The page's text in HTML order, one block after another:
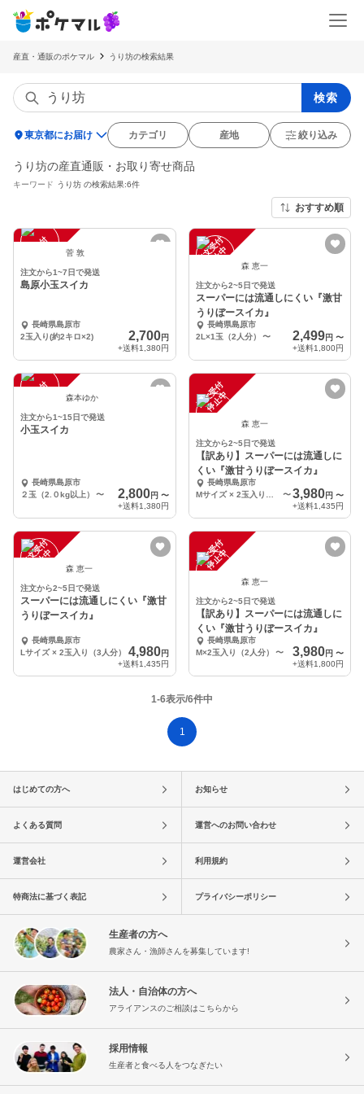
産直・通販のポケマル うり坊の検索結果
検索
location_on東京都にお届け カテゴリ 産地 絞り込み
うり坊の産直通販・お取り寄せ商品
キーワード うり坊 の検索結果:6件
おすすめ順
注
文
受
付
停
止 菅 敦
注文から1~7日で発送
島原小玉スイカ
長崎県島原市
2玉入り(約2キロ×2)
2,700円
+送料1,380円
注
文
受
付
停
止
中 森 恵一
注文から2~5日で発送
スーパーには流通しにくい『激甘
うりぼースイカ』
長崎県島原市
2L×1玉（2人分）
〜 2,499円 〜
+送料1,800円
注
文
受
付
停
止 森本ゆか
注文から1~15日で発送
小玉スイカ
長崎県島原市
２玉（2.０kg以上）
〜 2,800円 〜
+送料1,380円
注
文
受
付
停
止
中
森 恵一
注文から2~5日で発送
【訳あり】スーパーには流通しに
くい『激甘うりぼースイカ』
長崎県島原市
〜3,980円 〜
+送料1,435円
注
文
受
付
停
止
中 森 恵一
注文から2~5日で発送
スーパーには流通しにくい『激甘
うりぼースイカ』
長崎県島原市
Lサイズ × 2玉入り（3人分）
4,980円
+送料1,435円
注
文
受
付
停
止
中
森 恵一
注文から2~5日で発送
【訳あり】スーパーには流通しに
くい『激甘うりぼースイカ』
長崎県島原市
M×2玉入り（2人分）
〜 3,980円 〜
+送料1,800円
1-6表示/6件中
1
はじめての方へ お知らせ
よくある質問 運営へのお問い合わせ
運営会社 利用規約
特商法に基づく表記 プライバシーポリシー
生産者の方へ
農家さん・漁師さんを募集しています!
法人・自治体の方へ
アライアンスのご相談はこちらから
採用情報
生産者と食べる人をつなぎたい